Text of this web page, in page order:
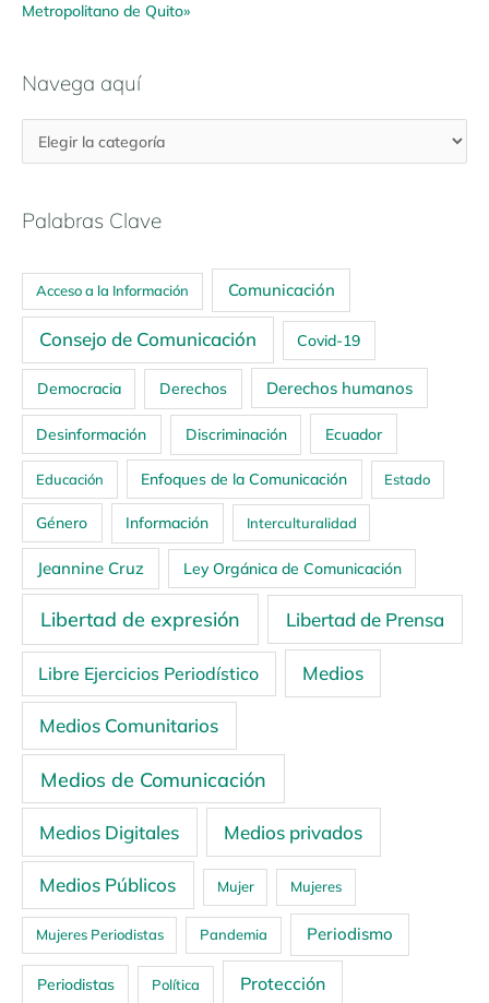
Metropolitano de Quito»
Navega aquí
Palabras Clave
Acceso a la Información Comunicación
Consejo de Comunicación Covid-19
Democracia Derechos Derechos humanos
Desinformación Discriminación Ecuador
Educación Enfoques de la Comunicación Estado
Género Información Interculturalidad
Jeannine Cruz Ley Orgánica de Comunicación
Libertad de expresión Libertad de Prensa
Libre Ejercicios Periodístico Medios
Medios Comunitarios
Medios de Comunicación
Medios Digitales Medios privados
Medios Públicos Mujer Mujeres
Mujeres Periodistas Pandemia Periodismo
Periodistas Política Protección